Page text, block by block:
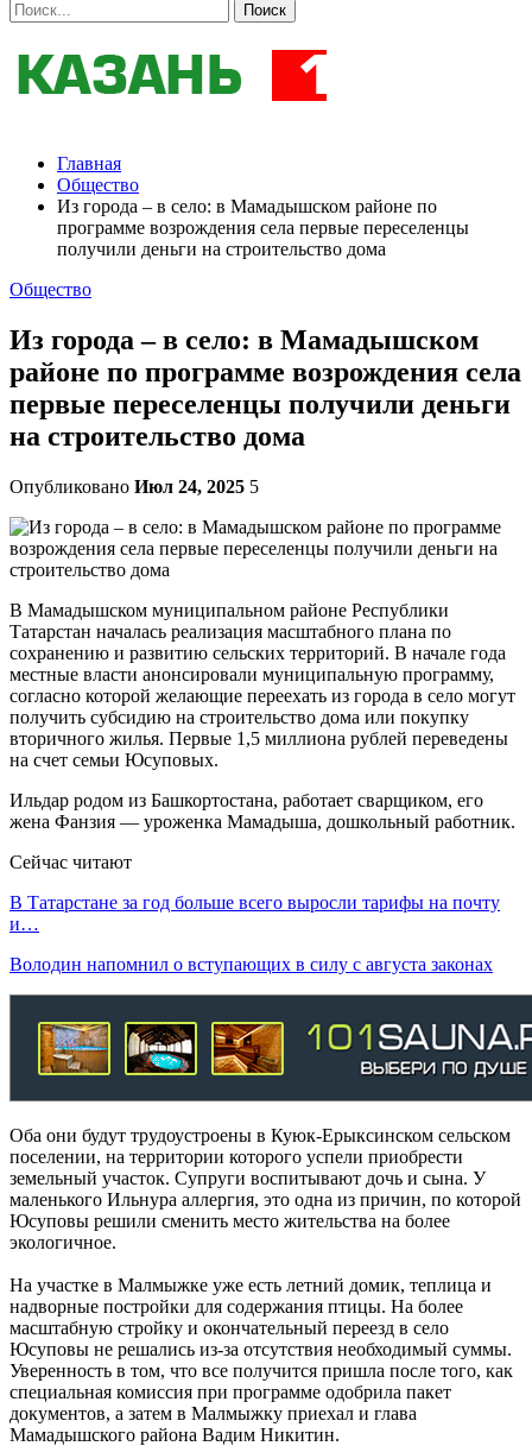
Главная
Общество
Из города – в село: в Мамадышском районе по
программе возрождения села первые переселенцы
получили деньги на строительство дома
Общество
Из города – в село: в Мамадышском
районе по программе возрождения села
первые переселенцы получили деньги
на строительство дома
Опубликовано Июл 24, 2025 5
В Мамадышском муниципальном районе Республики
Татарстан началась реализация масштабного плана по
сохранению и развитию сельских территорий. В начале года
местные власти анонсировали муниципальную программу,
согласно которой желающие переехать из города в село могут
получить субсидию на строительство дома или покупку
вторичного жилья. Первые 1,5 миллиона рублей переведены
на счет семьи Юсуповых.
Ильдар родом из Башкортостана, работает сварщиком, его
жена Фанзия — уроженка Мамадыша, дошкольный работник.
Сейчас читают
В Татарстане за год больше всего выросли тарифы на почту
и…
Володин напомнил о вступающих в силу с августа законах
Оба они будут трудоустроены в Куюк-Ерыксинском сельском
поселении, на территории которого успели приобрести
земельный участок. Супруги воспитывают дочь и сына. У
маленького Ильнура аллергия, это одна из причин, по которой
Юсуповы решили сменить место жительства на более
экологичное.
На участке в Малмыжке уже есть летний домик, теплица и
надворные постройки для содержания птицы. На более
масштабную стройку и окончательный переезд в село
Юсуповы не решались из-за отсутствия необходимый суммы.
Уверенность в том, что все получится пришла после того, как
специальная комиссия при программе одобрила пакет
документов, а затем в Малмыжку приехал и глава
Мамадышского района Вадим Никитин.